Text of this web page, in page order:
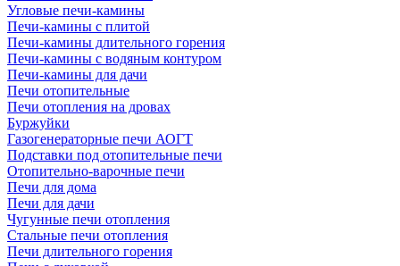
Угловые печи-камины
Печи-камины с плитой
Печи-камины длительного горения
Печи-камины с водяным контуром
Печи-камины для дачи
Печи отопительные
Печи отопления на дровах
Буржуйки
Газогенераторные печи АОГТ
Подставки под отопительные печи
Отопительно-варочные печи
Печи для дома
Печи для дачи
Чугунные печи отопления
Стальные печи отопления
Печи длительного горения